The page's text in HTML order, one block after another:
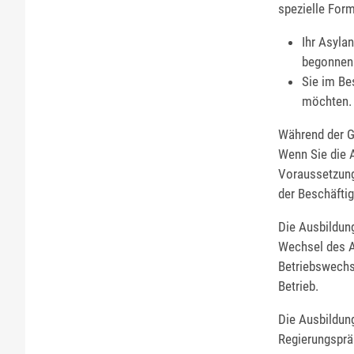
spezielle
Ihr
Sie im
möchten.
Während der
Wenn Sie die
der
Die
Wechsel des
Betrieb.
Die